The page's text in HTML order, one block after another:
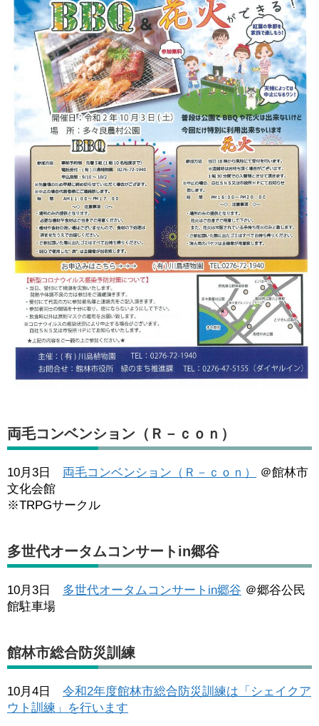
両毛コンベンション（Ｒ－ｃｏｎ）
10月3日 両毛コンベンション（Ｒ－ｃｏｎ）
＠館林市
文化会館
※TRPGサークル
多世代オータムコンサートin郷谷
10月3日 多世代オータムコンサートin郷谷 ＠郷谷公民
館駐車場
館林市総合防災訓練
10月4日 令和2年度館林市総合防災訓練は「シェイクア
ウト訓練」を行います